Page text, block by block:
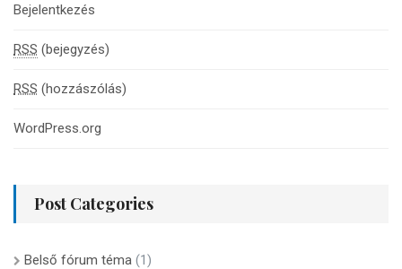
Bejelentkezés
RSS (bejegyzés)
RSS (hozzászólás)
WordPress.org
Post Categories
Belső fórum téma (1)